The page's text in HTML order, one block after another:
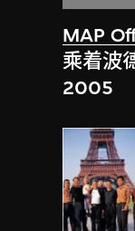
MAP
乘着波
2005